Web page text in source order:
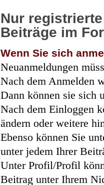
Nur
Beiträge im
Wenn Sie sich
Neuanmeldungen
Nach dem Anmelden
Dann können sie sich
Nach dem Einloggen
ändern oder weitere
Ebenso können Sie
unter jedem Ihrer
Unter Profil/Profil
Beitrag unter Ihrem